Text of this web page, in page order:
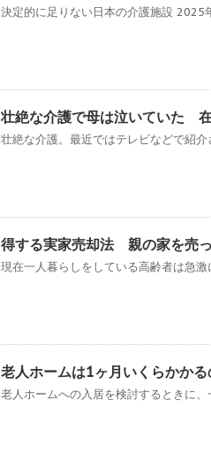
決定的に足りない日本の介護施設
壮絶な介護で母は泣いていた
壮絶な介護。最近ではテレビなどで紹
得する実家売却法 親の家を売
現在一人暮らしをしている高齢者は急
老人ホームは1ヶ月いくらかか
老人ホームへの入居を検討するときに